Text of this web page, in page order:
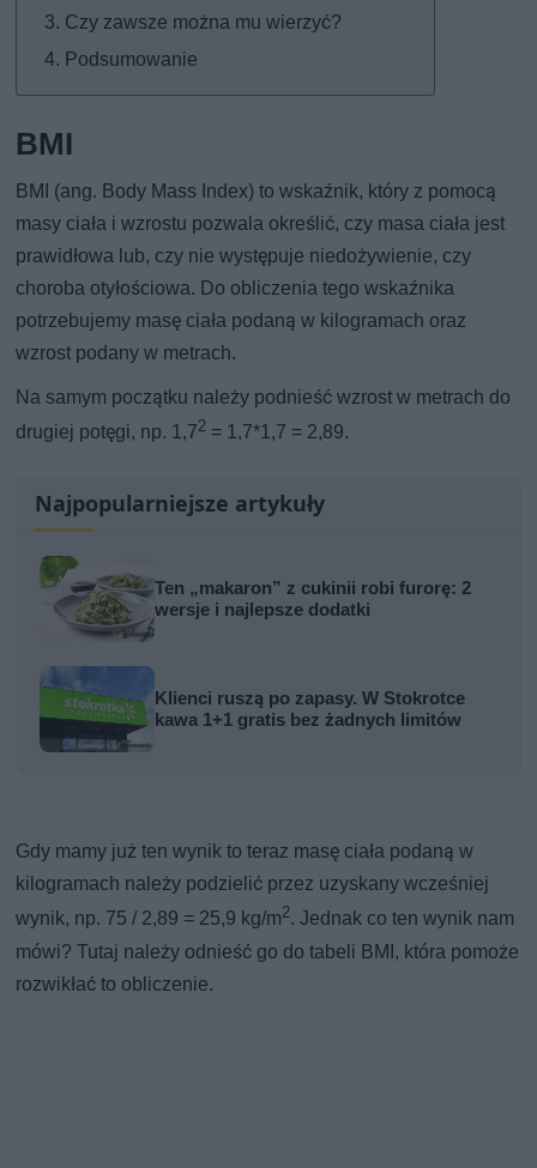
Czy zawsze można mu wierzyć?
Podsumowanie
BMI
BMI (ang. Body Mass Index) to wskaźnik, który z pomocą
masy ciała i wzrostu pozwala określić, czy masa ciała jest
prawidłowa lub, czy nie występuje niedożywienie, czy
choroba otyłościowa. Do obliczenia tego wskaźnika
potrzebujemy masę ciała podaną w kilogramach oraz
wzrost podany w metrach.
Na samym początku należy podnieść wzrost w metrach do
drugiej potęgi, np. 1,72 = 1,7*1,7 = 2,89.
Najpopularniejsze artykuły
Ten „makaron” z cukinii robi furorę: 2
wersje i najlepsze dodatki
Klienci ruszą po zapasy. W Stokrotce
kawa 1+1 gratis bez żadnych limitów
Gdy mamy już ten wynik to teraz masę ciała podaną w
kilogramach należy podzielić przez uzyskany wcześniej
wynik, np. 75 / 2,89 = 25,9 kg/m2. Jednak co ten wynik nam
mówi? Tutaj należy odnieść go do tabeli BMI, która pomoże
rozwikłać to obliczenie.